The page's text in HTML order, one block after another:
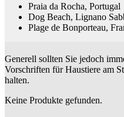
Praia da Rocha, Portugal
Dog Beach, Lignano
Plage de Bonporteau,
Generell sollten Sie jedoch
Vorschriften für Haustiere am
halten.
Keine Produkte gefunden.